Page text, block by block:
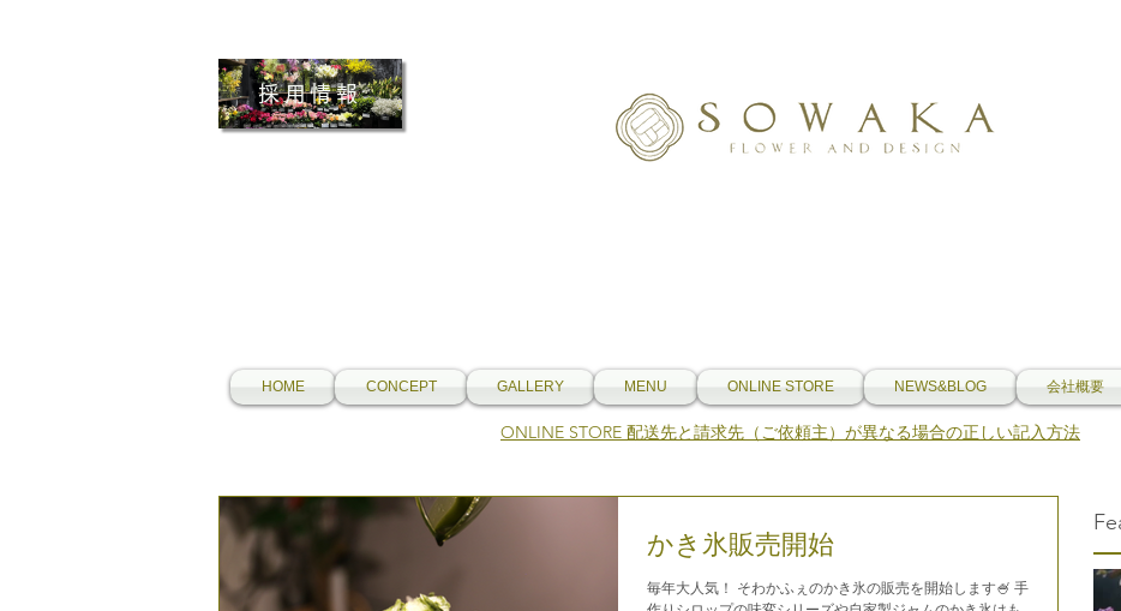
採用情報
HOME CONCEPT GALLERY MENU ONLINE STORE NEWS&BLOG 会社概要
​ONLINE STORE 配送先と請求先（ご依頼主）が異なる場合の正しい記入方法
かき氷販売開始
毎年大人気！ そわかふぇのかき氷の販売を開始します🍧 手